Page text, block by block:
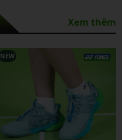
Xem thêm
NEW